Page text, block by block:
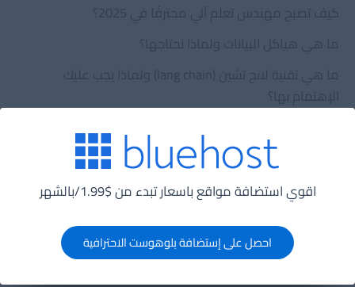
اقوي استضافة مواقع باسعار تبدء من $1.99/بالشهر
احصل على إستضافة بلوهوست الاحترافية
كيف تصبح مهندس تعلم آلي محترفًا في 2025؟
ما هي هياكل البيانات ولماذا نحتاجها؟
ما هي تقنية لانج تشين (lang chain) ولماذا يجب عليك
الإهتمام بها؟
تصميم قواعد بيانات
تعلم HTML5
خوارزميات
دورة تعلم PHP
هياكل بيانات